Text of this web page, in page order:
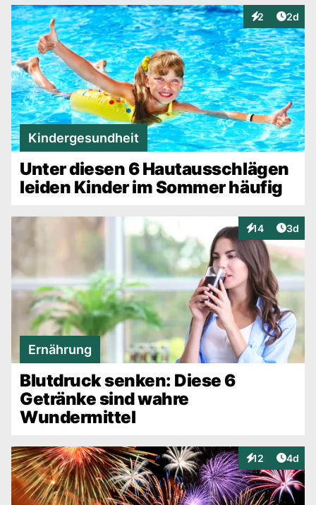
2
Interaktionen
2d
Kindergesundheit
Unter diesen 6 Hautausschlägen
leiden Kinder im Sommer häufig
14
Interaktionen
3d
Ernährung
Blutdruck senken: Diese 6
Getränke sind wahre
Wundermittel
12
Interaktionen
4d